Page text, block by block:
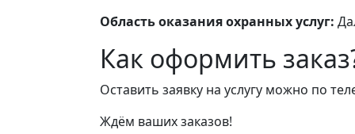
Область оказания охранных услуг:
Как оформить
Оставить заявку на услугу можно по
Ждём ваших заказов!